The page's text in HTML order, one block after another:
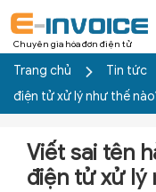
Chuyên gia hóa đơn điện tử
Trang chủ Tin tức
điện tử xử lý như thế
Viết sai tên
điện tử xử lý